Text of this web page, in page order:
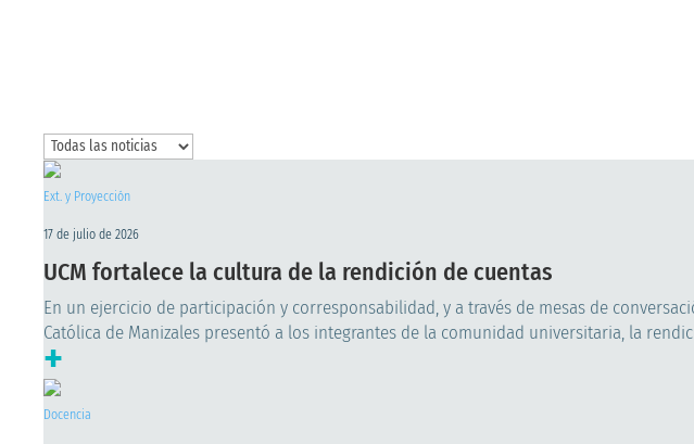
Ext. y Proyección
17 de julio de 2026
UCM fortalece la cultura de la rendición de cuentas
En un ejercicio de participación y corresponsabilidad, y a través de mesas de
Católica de Manizales presentó a los integrantes de la comunidad universitaria, la
+
Docencia